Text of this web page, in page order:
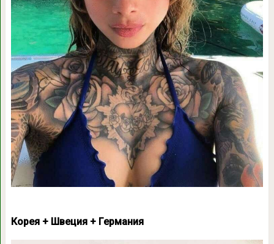
Корея + Швеция + Германия